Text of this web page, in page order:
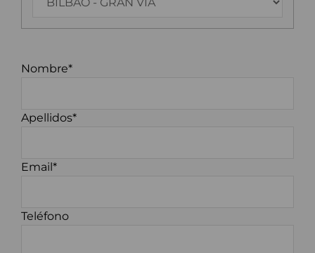
Nombre*
Apellidos*
Email*
Teléfono